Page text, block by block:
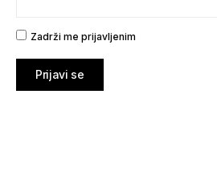
Zadrži me prijavljenim
Prijavi se